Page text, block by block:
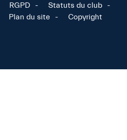
RGPD
Statuts du club
Plan du site Copyright